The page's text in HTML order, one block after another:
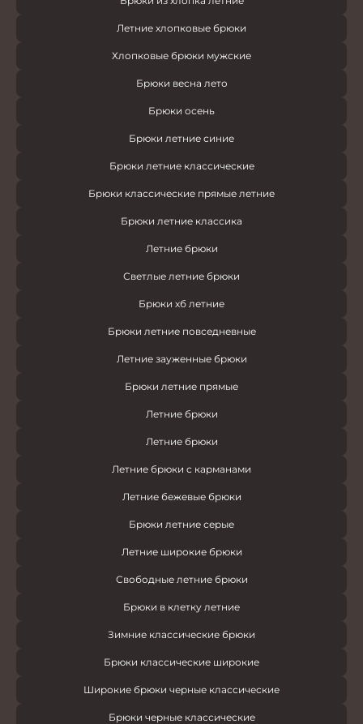
Летние хлопковые брюки
Хлопковые брюки мужские
Брюки весна лето
Брюки осень
Брюки летние синие
Брюки летние классические
Брюки классические прямые летние
Брюки летние классика
Летние брюки
Светлые летние брюки
Брюки хб летние
Брюки летние повседневные
Летние зауженные брюки
Брюки летние прямые
Летние брюки
Летние брюки
Летние брюки с карманами
Летние бежевые брюки
Брюки летние серые
Летние широкие брюки
Свободные летние брюки
Брюки в клетку летние
Зимние классические брюки
Брюки классические широкие
Широкие брюки черные классические
Брюки черные классические